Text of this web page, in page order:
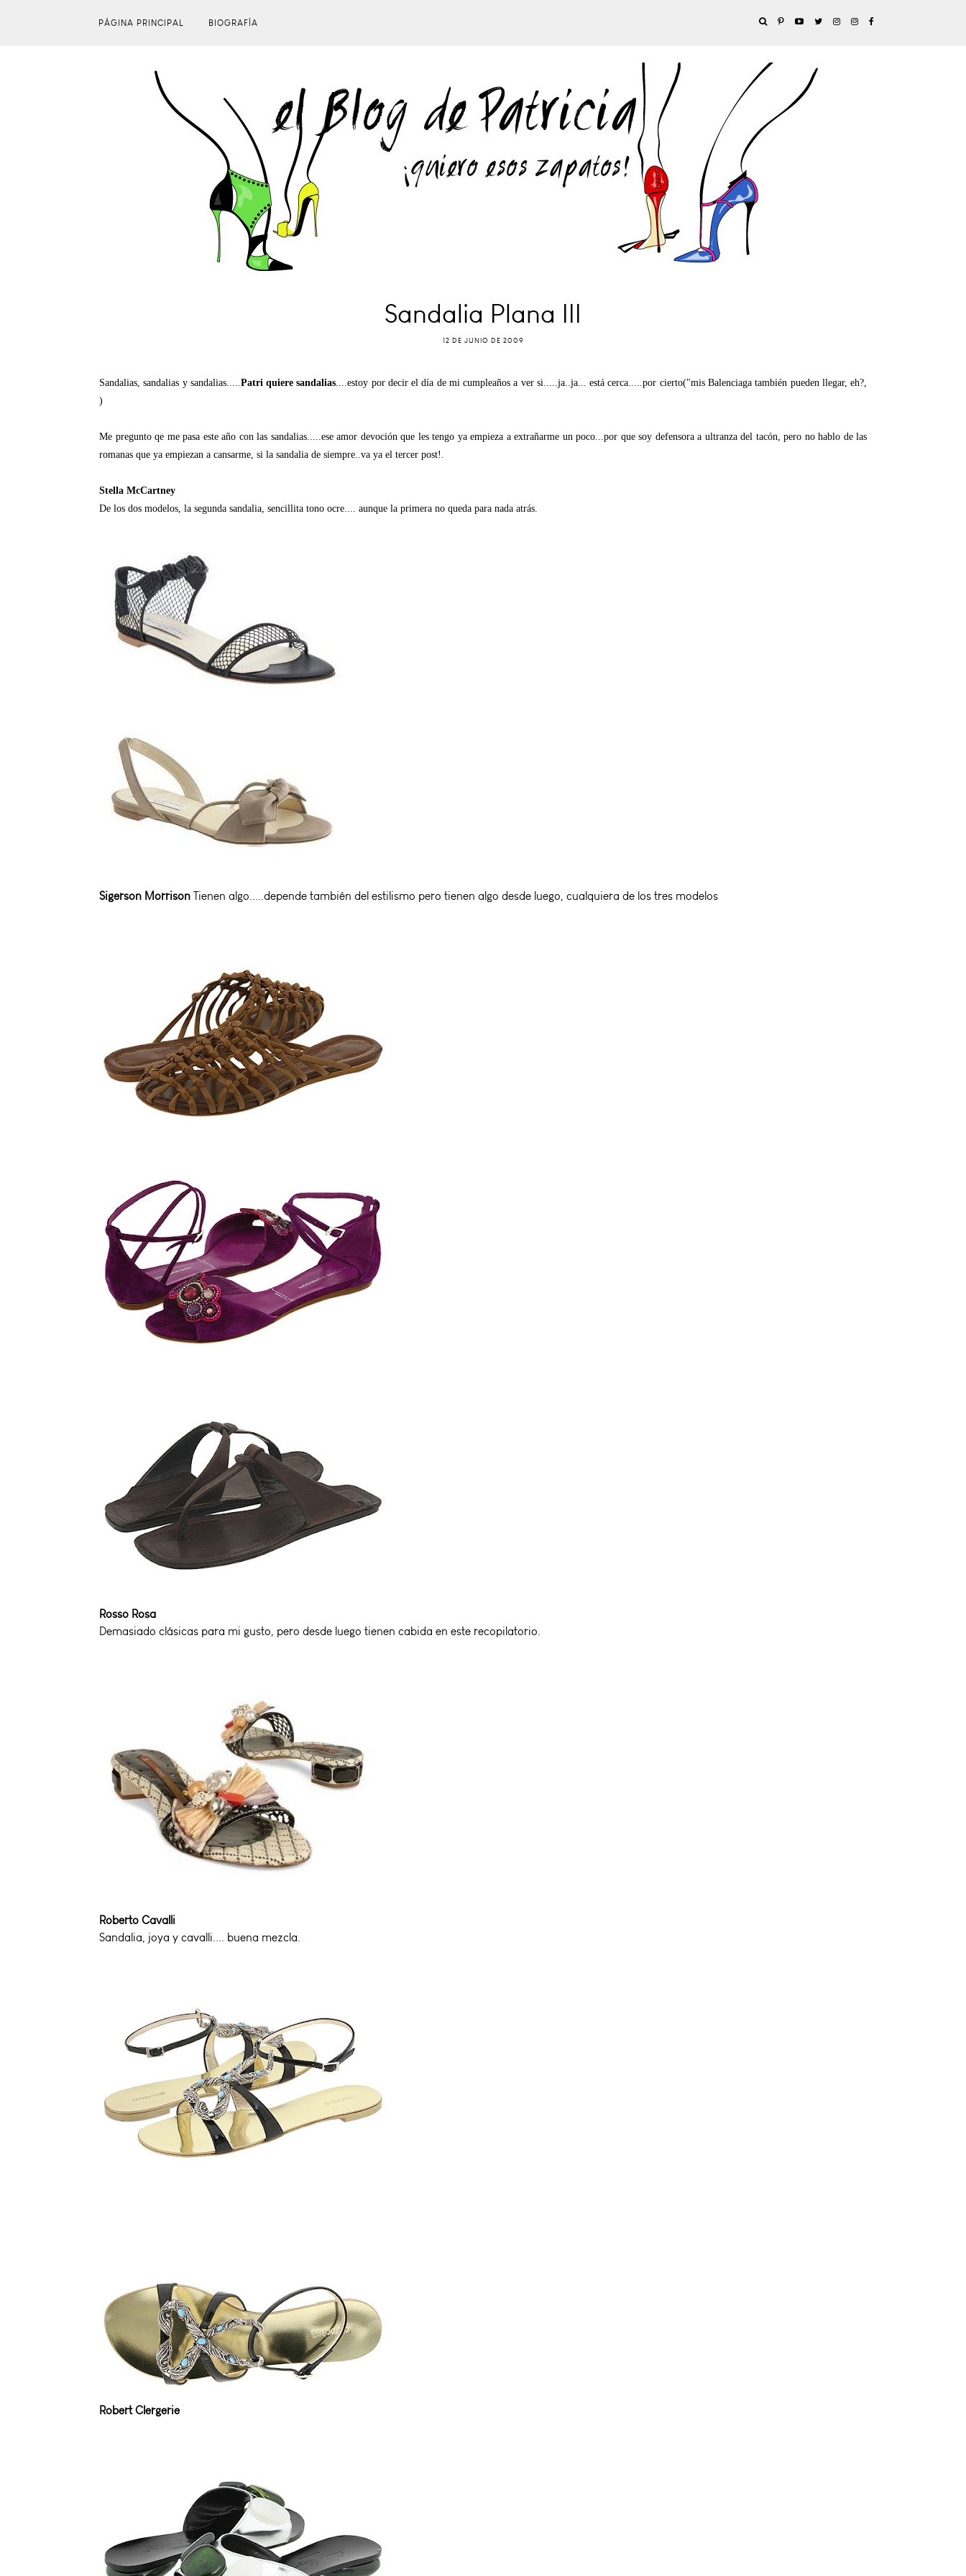
PÁGINA PRINCIPAL BIOGRAFÍA
Sandalia Plana III
12 DE JUNIO DE 2009
Sandalias, sandalias y sandalias.....Patri quiere sandalias....estoy por decir el día de mi cumpleaños a ver si.....ja..ja... está cerca.....por cierto("mis Balenciaga también pueden llegar, eh?,
)
Me pregunto qe me pasa este año con las sandalias.....ese amor devoción que les tengo ya empieza a extrañarme un poco...por que soy defensora a ultranza del tacón, pero no hablo de las
romanas que ya empiezan a cansarme, si la sandalia de siempre..va ya el tercer post!.
Stella McCartney
De los dos modelos, la segunda sandalia, sencillita tono ocre.... aunque la primera no queda para nada atrás.
Sigerson Morrison Tienen algo.....depende también del estilismo pero tienen algo desde luego, cualquiera de los tres modelos
Rosso Rosa
Demasiado clásicas para mi gusto, pero desde luego tienen cabida en este recopilatorio.
Roberto Cavalli
Sandalia, joya y cavalli.... buena mezcla.
Robert Clergerie